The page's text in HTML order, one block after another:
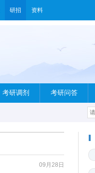
研招 资料
考研调剂 考研问答
09月28日